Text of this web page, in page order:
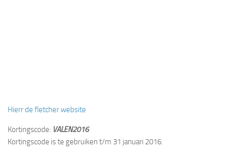
Hierr de fletcher website
Kortingscode: VALEN2016
Kortingscode is te gebruiken t/m 31 januari 2016.